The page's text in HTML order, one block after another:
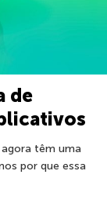
de
têm uma
por que essa